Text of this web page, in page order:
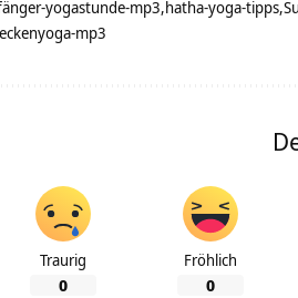
yogastunde-mp3 hatha-yoga-tipps
mp3
Traurig
0
Fröhlich
0